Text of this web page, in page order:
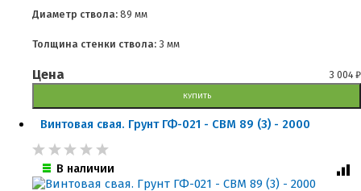
Диаметр ствола: 89 мм
Толщина стенки ствола: 3 мм
Цена 3 004 ₽
КУПИТЬ
Винтовая свая. Грунт ГФ-021 - СВМ 89 (3) - 2000
В наличии